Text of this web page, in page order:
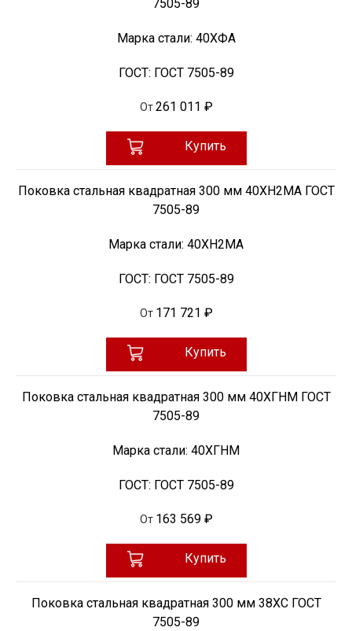
7505-89
Марка стали: 40ХФА
ГОСТ: ГОСТ 7505-89
От 261 011 ₽
Купить
Поковка стальная квадратная 300 мм 40ХН2МА ГОСТ
7505-89
Марка стали: 40ХН2МА
ГОСТ: ГОСТ 7505-89
От 171 721 ₽
Купить
Поковка стальная квадратная 300 мм 40ХГНМ ГОСТ
7505-89
Марка стали: 40ХГНМ
ГОСТ: ГОСТ 7505-89
От 163 569 ₽
Купить
Поковка стальная квадратная 300 мм 38ХС ГОСТ
7505-89